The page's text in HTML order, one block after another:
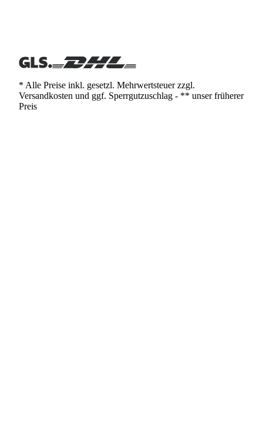
* Alle Preise inkl. gesetzl. Mehrwertsteuer zzgl.
Versandkosten und ggf. Sperrgutzuschlag - ** unser früherer
Preis